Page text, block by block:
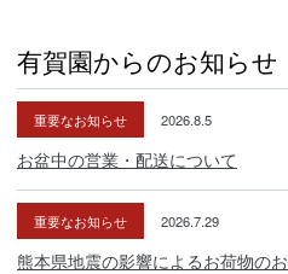
有賀園からのお知らせ
重要なお知らせ 2026.8.5
お盆中の営業・配送について
重要なお知らせ 2026.7.29
熊本県地震の影響によるお荷物の